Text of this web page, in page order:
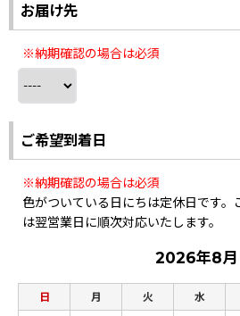
お届け先
※納期確認の場合は必須
ご希望到着日
※納期確認の場合は必須
色がついている日にちは定休日です。
は翌営業日に順次対応いたします。
2026年8月
日 月 火 水